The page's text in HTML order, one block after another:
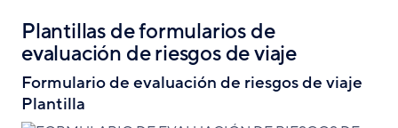
Plantillas de formularios de
evaluación de riesgos de viaje
Formulario de evaluación de riesgos de viaje
Plantilla